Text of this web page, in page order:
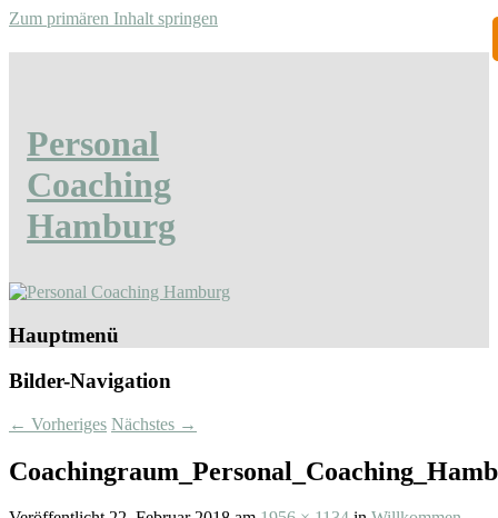
Zum primären Inhalt springen
Personal
Coaching
Hamburg
Hauptmenü
Bilder-Navigation
← Vorheriges Nächstes →